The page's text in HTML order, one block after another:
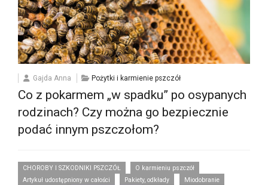
Gajda Anna Pożytki i karmienie pszczół
Co z pokarmem „w spadku” po osypanych
rodzinach? Czy można go bezpiecznie
podać innym pszczołom?
CHOROBY I SZKODNIKI PSZCZÓŁ
O karmieniu pszczół
Artykuł udostępniony w całości
Pakiety, odkłady
Miodobranie